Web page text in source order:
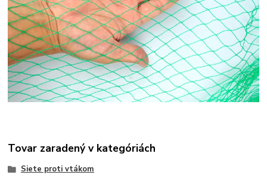
Tovar zaradený v kategóriách
Siete proti vtákom